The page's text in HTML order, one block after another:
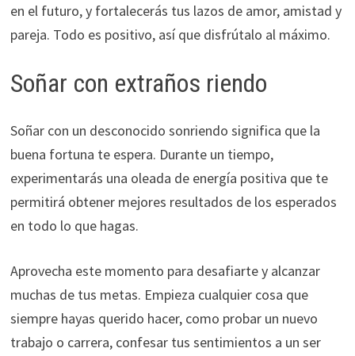
en el futuro, y fortalecerás tus lazos de amor, amistad y
pareja. Todo es positivo, así que disfrútalo al máximo.
Soñar con extraños riendo
Soñar con un desconocido sonriendo significa que la
buena fortuna te espera. Durante un tiempo,
experimentarás una oleada de energía positiva que te
permitirá obtener mejores resultados de los esperados
en todo lo que hagas.
Aprovecha este momento para desafiarte y alcanzar
muchas de tus metas. Empieza cualquier cosa que
siempre hayas querido hacer, como probar un nuevo
trabajo o carrera, confesar tus sentimientos a un ser